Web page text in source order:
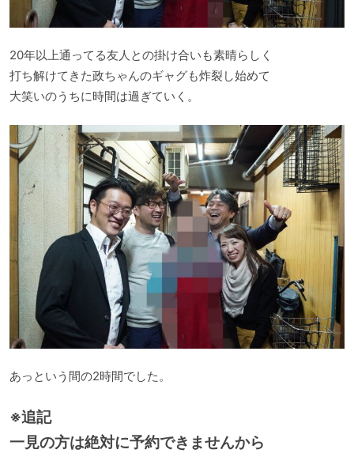
20年以上通ってる友人との掛け合いも素晴らしく
打ち解けてきた政ちゃんのギャグも炸裂し始めて
大笑いのうちに時間は過ぎていく。
あっという間の2時間でした。
※追記
一見の方は絶対に予約できませんから